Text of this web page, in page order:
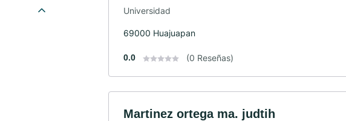
Universidad
69000 Huajuapan
0.0 (0 Reseñas)
Martinez ortega ma. judtih